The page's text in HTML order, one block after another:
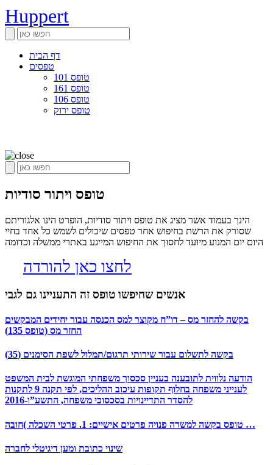
Huppert
דף הבית
טפסים
טופס 101
טופס 161
טופס 106
טופס ירוק
טופס ויתור סודיות
הינך בעמוד אשר מציג את טופס ויתור סודיות, הופרט הינו אלגוריתם
שסורק את הרשת בחיפוש אחר טפסים שיכולים לשמש כל אחד בחיי
היום יום המנוע מיועד לחסוך את החיפוש המייגע באתרי ממשלה וכדומה
לחצו כאן להורדה
אנשים שחיפשו טופס זה התעניינו גם לגבי
בקשה להחזר מס – דו”ח מקוצר למס הכנסה עבור יחידים המבקשים
החזר מס (טופס 135)
בקשה לתשלום עבור שירותי תרגום/תמלול לשפת הסימנים (35)
הודעה נלווית לתובענה בעניין סכסוך משפחתי המוגשת לבית המשפט
לענייני משפחה בחלוף תקופות עיכוב ההליכים, לפי תקנה 9 לתקנות
להסדר התדיינויות בסכסוכי משפחה, התשע”ו-2016
טופס בקשה למשרה פנויה פרטים אישיים: 1. פרטי השכלה )חובה …
שינוי כתובת ומען דיגיטלי לחברה